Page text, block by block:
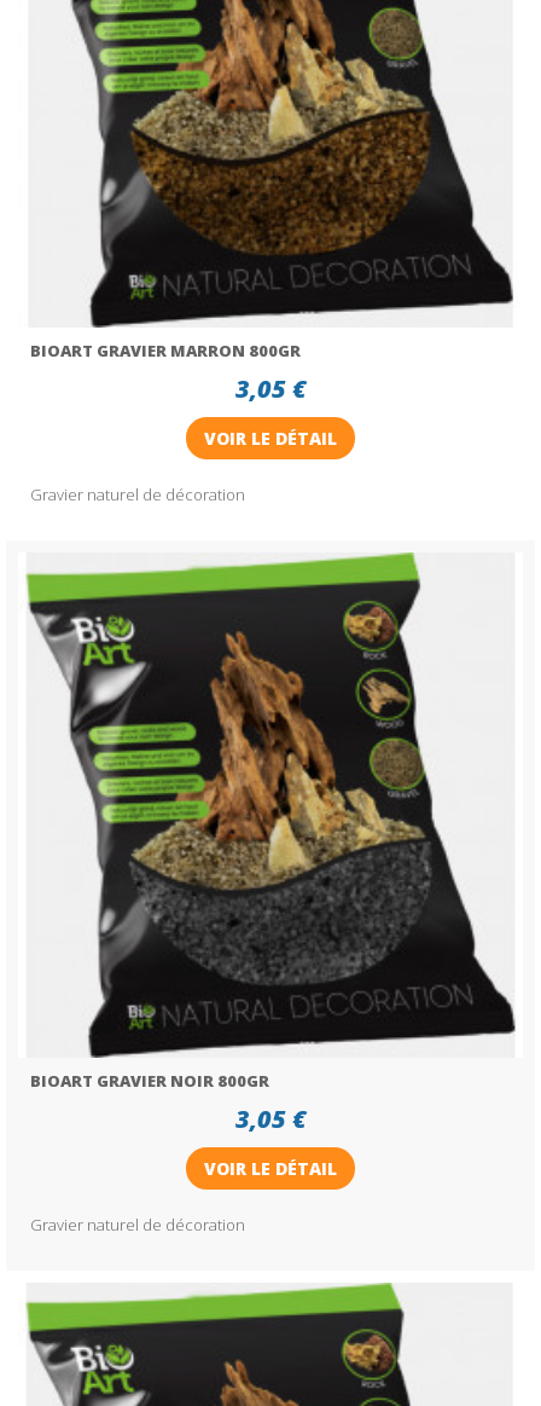
BIOART GRAVIER MARRON 800GR
3,05 €
VOIR LE DÉTAIL
Gravier naturel de décoration
BIOART GRAVIER NOIR 800GR
3,05 €
VOIR LE DÉTAIL
Gravier naturel de décoration